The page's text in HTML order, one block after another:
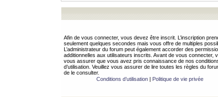
Afin de vous connecter, vous devez être inscrit. L’inscription
seulement quelques secondes mais vous offre de multiples
L’administrateur du forum peut également accorder des
additionnelles aux utilisateurs inscrits. Avant de vous connecter,
vous assurer que vous avez pris connaissance de nos
d’utilisation. Veuillez vous assurer de lire toutes les règles du
de le consulter.
Conditions d’utilisation| Politique de vie privée